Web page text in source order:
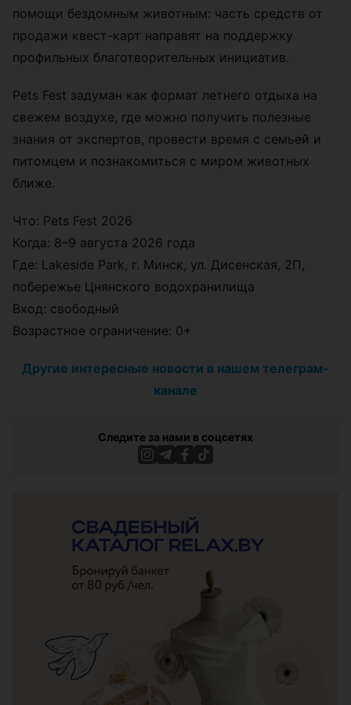
помощи бездомным животным: часть средств от
продажи квест-карт направят на поддержку
профильных благотворительных инициатив.
Pets Fest задуман как формат летнего отдыха на
свежем воздухе, где можно получить полезные
знания от экспертов, провести время с семьей и
питомцем и познакомиться с миром животных
ближе.
Что: Pets Fest 2026
Когда: 8–9 августа 2026 года
Где: Lakeside Park, г. Минск, ул. Дисенская, 2П,
побережье Цнянского водохранилища
Вход: свободный
Возрастное ограничение: 0+
Другие интересные новости в нашем телеграм-
канале
Следите за нами в соцсетях